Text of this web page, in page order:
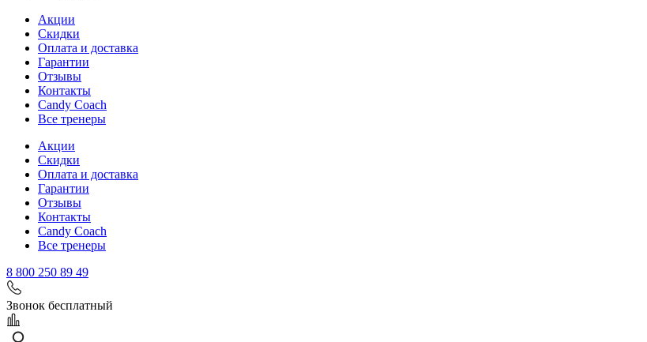
Акции
Скидки
Оплата и доставка
Гарантии
Отзывы
Контакты
Candy Coach
Все тренеры
Акции
Скидки
Оплата и доставка
Гарантии
Отзывы
Контакты
Candy Coach
Все тренеры
8 800 250 89 49
Звонок бесплатный